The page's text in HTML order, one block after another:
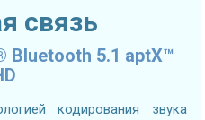
связь
Bluetooth 5.1 aptX™
кодирования звука